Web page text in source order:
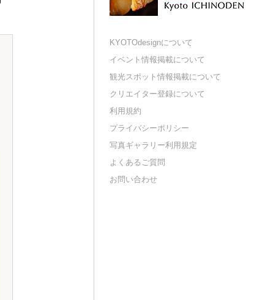
KYOTOdesignについて
イベント情報掲載について
観光スポット情報掲載について
クリエイター登録について
利用規約
プライバシーポリシー
写真ギャラリー利用規定
よくあるご質問
お問い合わせ